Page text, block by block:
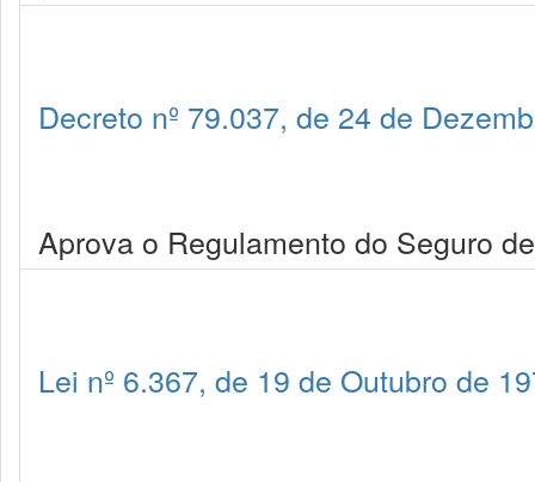
Decreto nº 79.037, de 24 de
Aprova o Regulamento do Seguro
Lei nº 6.367, de 19 de Outubro de